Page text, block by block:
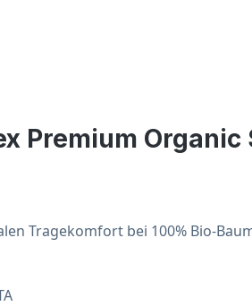
Organic
Tragekomfort bei 100% Bio-